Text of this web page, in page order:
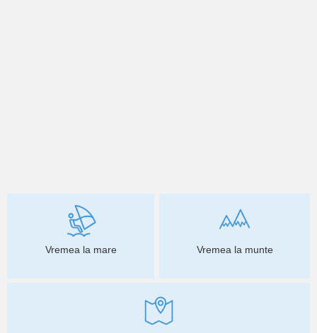
Vremea la mare Vremea la munte